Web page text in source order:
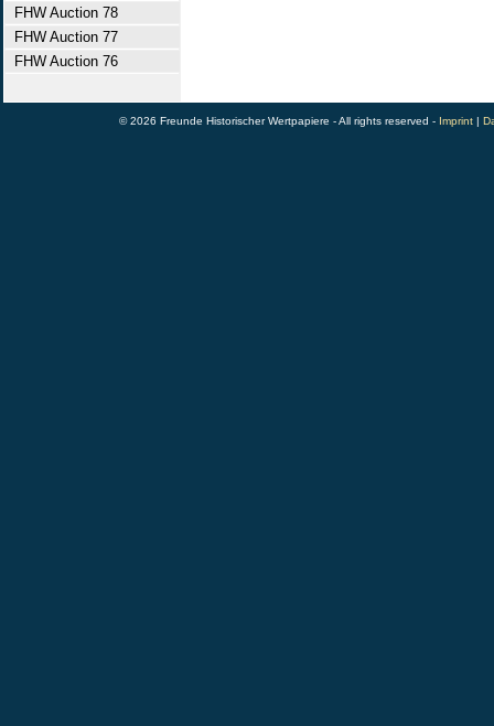
FHW Auction 78
FHW Auction 77
FHW Auction 76
© 2026 Freunde Historischer Wertpapiere - All rights reserved - Imprint |